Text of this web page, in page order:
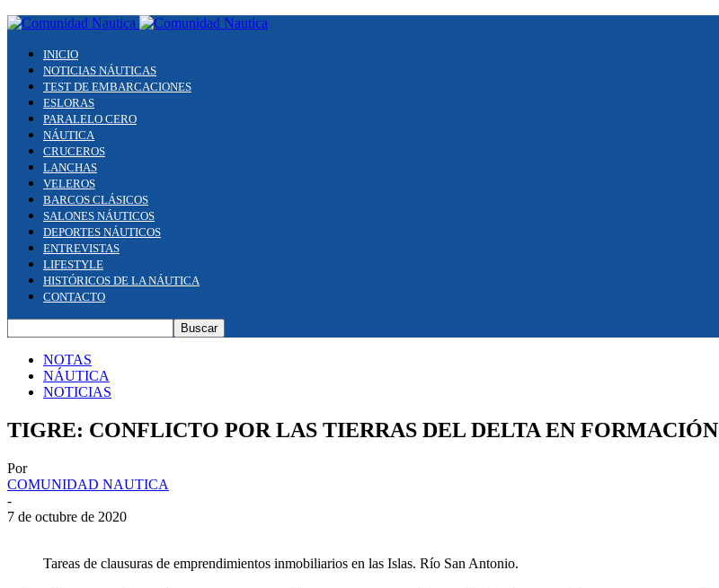
INICIO
NOTICIAS NÁUTICAS
TEST DE EMBARCACIONES
ESLORAS
PARALELO CERO
NÁUTICA
CRUCEROS
LANCHAS
VELEROS
BARCOS CLÁSICOS
SALONES NÁUTICOS
DEPORTES NÁUTICOS
ENTREVISTAS
LIFESTYLE
HISTÓRICOS DE LA NÁUTICA
CONTACTO
NOTAS
NÁUTICA
NOTICIAS
TIGRE: CONFLICTO POR LAS TIERRAS DEL DELTA EN FORMACIÓN
Por
COMUNIDAD NAUTICA
-
7 de octubre de 2020
Tareas de clausuras de emprendimientos inmobiliarios en las Islas. Río San Antonio.